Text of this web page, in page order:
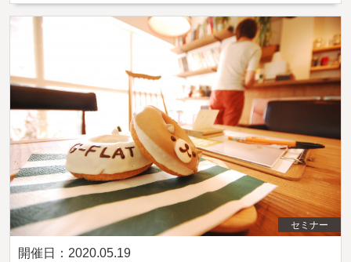
セミナー
開催日：2020.05.19